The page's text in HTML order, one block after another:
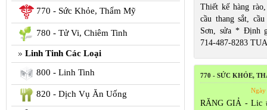
770 - Sức Khỏe, Thẩm Mỹ
780 - Tử Vi, Chiêm Tinh
Linh Tinh Các Loại
800 - Linh Tinh
820 - Dịch Vụ Ăn Uống
Thiết kế hàng
cầu thang sắt,
Sơn, sửa * Định
714-487-8283
770 - SỨC KHỎE,
Ngày
RĂNG GIẢ - Lic